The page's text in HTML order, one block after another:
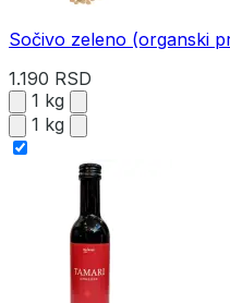
Sočivo zeleno (organski
1.190 RSD
1 kg
1 kg